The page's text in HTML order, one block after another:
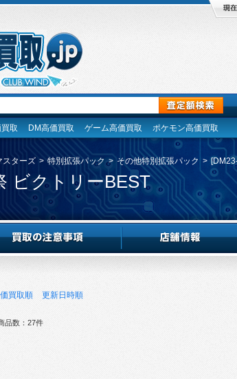
取 DM高価買取 ゲーム高価買取 ポケモン高価買取
スターズ > 特別拡張パック > その他特別拡張パック >
ビクトリーBEST
買取順 更新日時順
品数：27件